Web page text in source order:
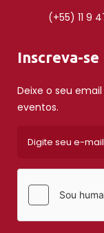
(+55) 11 9
Inscreva-se
Deixe o seu
eventos.